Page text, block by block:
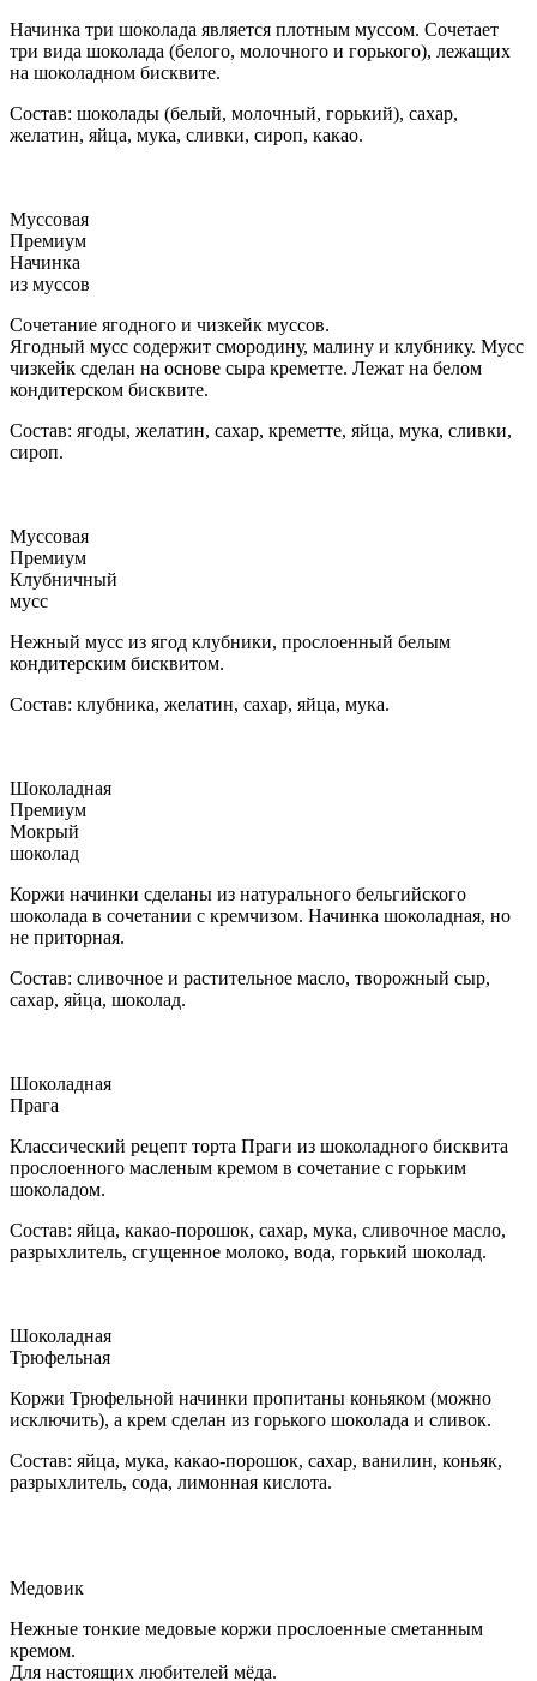
Начинка три шоколада является плотным муссом. Сочетает
три вида шоколада (белого, молочного и горького), лежащих
на шоколадном бисквите.
Состав: шоколады (белый, молочный, горький), сахар,
желатин, яйца, мука, сливки, сироп, какао.
Муссовая
Премиум
Начинка
из муссов
Сочетание ягодного и чизкейк муссов.
Ягодный мусс содержит смородину, малину и клубнику. Мусс
чизкейк сделан на основе сыра креметте. Лежат на белом
кондитерском бисквите.
Состав: ягоды, желатин, сахар, креметте, яйца, мука, сливки,
сироп.
Муссовая
Премиум
Клубничный
мусс
Нежный мусс из ягод клубники, прослоенный белым
кондитерским бисквитом.
Состав: клубника, желатин, сахар, яйца, мука.
Шоколадная
Премиум
Мокрый
шоколад
Коржи начинки сделаны из натурального бельгийского
шоколада в сочетании с кремчизом. Начинка шоколадная, но
не приторная.
Состав: сливочное и растительное масло, творожный сыр,
сахар, яйца, шоколад.
Шоколадная
Прага
Классический рецепт торта Праги из шоколадного бисквита
прослоенного масленым кремом в сочетание с горьким
шоколадом.
Состав: яйца, какао-порошок, сахар, мука, сливочное масло,
разрыхлитель, сгущенное молоко, вода, горький шоколад.
Шоколадная
Трюфельная
Коржи Трюфельной начинки пропитаны коньяком (можно
исключить), а крем сделан из горького шоколада и сливок.
Состав: яйца, мука, какао-порошок, сахар, ванилин, коньяк,
разрыхлитель, сода, лимонная кислота.
Медовик
Нежные тонкие медовые коржи прослоенные сметанным
кремом.
Для настоящих любителей мёда.